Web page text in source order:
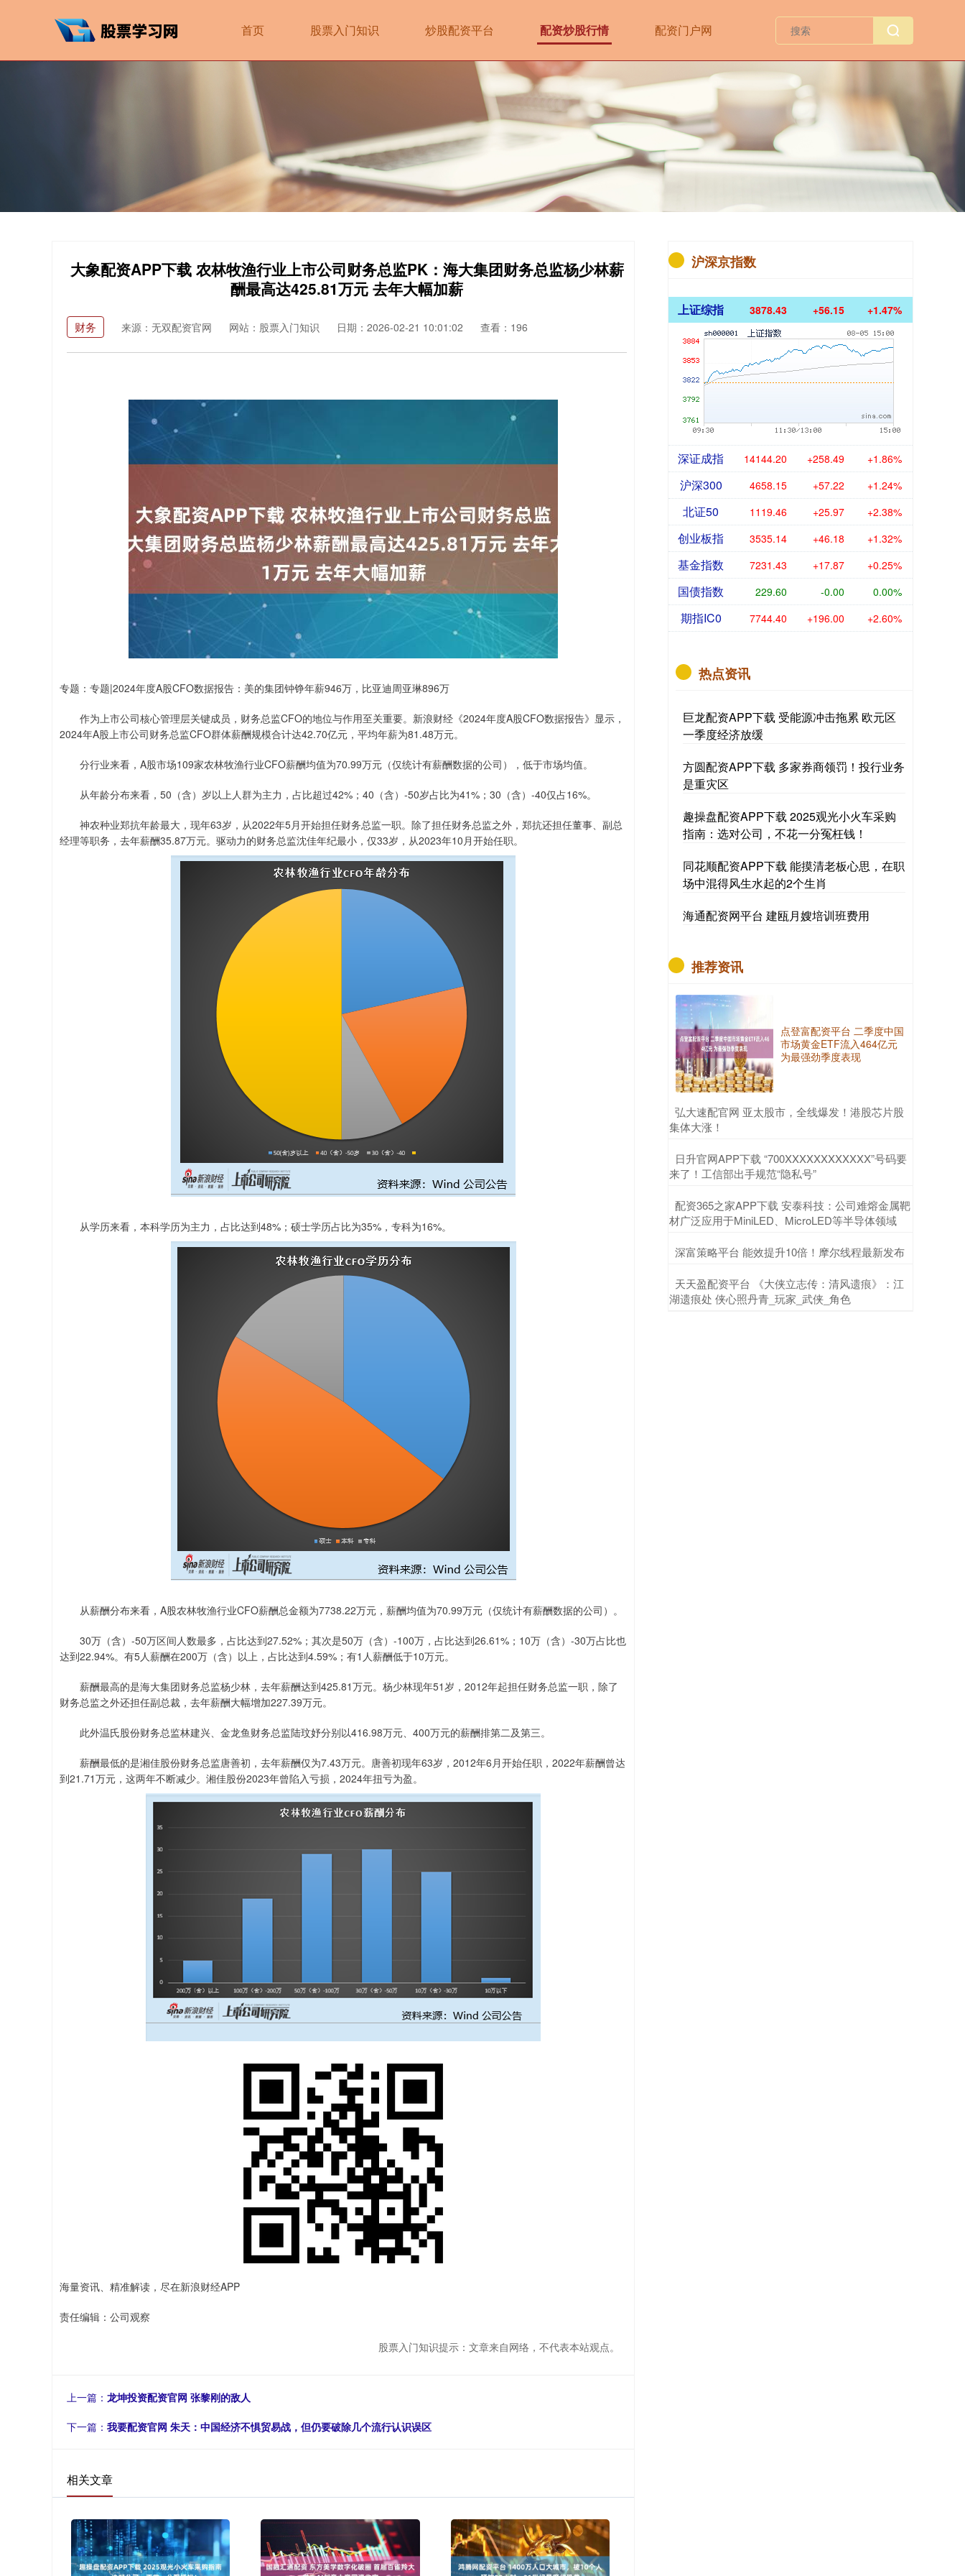
首页 股票入门知识 炒股配资平台 配资炒股行情 配资门户网
大象配资APP下载 农林牧渔行业上市公司财务总监PK：海大集团财务总监杨少林薪
酬最高达425.81万元 去年大幅加薪
财务 来源：无双配资官网 网站：股票入门知识 日期：2026-02-21 10:01:02 查看：196
专题：专题|2024年度A股CFO数据报告：美的集团钟铮年薪946万，比亚迪周亚琳896万
作为上市公司核心管理层关键成员，财务总监CFO的地位与作用至关重要。新浪财经《2024年度A股CFO数据报告》显示，
2024年A股上市公司财务总监CFO群体薪酬规模合计达42.70亿元，平均年薪为81.48万元。
分行业来看，A股市场109家农林牧渔行业CFO薪酬均值为70.99万元（仅统计有薪酬数据的公司），低于市场均值。
从年龄分布来看，50（含）岁以上人群为主力，占比超过42%；40（含）-50岁占比为41%；30（含）-40仅占16%。
神农种业郑抗年龄最大，现年63岁，从2022年5月开始担任财务总监一职。除了担任财务总监之外，郑抗还担任董事、副总
经理等职务，去年薪酬35.87万元。驱动力的财务总监沈佳年纪最小，仅33岁，从2023年10月开始任职。
从学历来看，本科学历为主力，占比达到48%；硕士学历占比为35%，专科为16%。
从薪酬分布来看，A股农林牧渔行业CFO薪酬总金额为7738.22万元，薪酬均值为70.99万元（仅统计有薪酬数据的公司）。
30万（含）-50万区间人数最多，占比达到27.52%；其次是50万（含）-100万，占比达到26.61%；10万（含）-30万占比也
达到22.94%。有5人薪酬在200万（含）以上，占比达到4.59%；有1人薪酬低于10万元。
薪酬最高的是海大集团财务总监杨少林，去年薪酬达到425.81万元。杨少林现年51岁，2012年起担任财务总监一职，除了
财务总监之外还担任副总裁，去年薪酬大幅增加227.39万元。
此外温氏股份财务总监林建兴、金龙鱼财务总监陆玟妤分别以416.98万元、400万元的薪酬排第二及第三。
薪酬最低的是湘佳股份财务总监唐善初，去年薪酬仅为7.43万元。唐善初现年63岁，2012年6月开始任职，2022年薪酬曾达
到21.71万元，这两年不断减少。湘佳股份2023年曾陷入亏损，2024年扭亏为盈。
海量资讯、精准解读，尽在新浪财经APP
责任编辑：公司观察
股票入门知识提示：文章来自网络，不代表本站观点。
上一篇： 龙坤投资配资官网 张黎刚的敌人
下一篇： 我要配资官网 朱天：中国经济不惧贸易战，但仍要破除几个流行认识误区
相关文章
沪深京指数
上证综指 3878.43 +56.15 +1.47%
深证成指 14144.20 +258.49 +1.86%
沪深300 4658.15 +57.22 +1.24%
北证50 1119.46 +25.97 +2.38%
创业板指 3535.14 +46.18 +1.32%
基金指数 7231.43 +17.87 +0.25%
国债指数 229.60 -0.00 0.00%
期指IC0 7744.40 +196.00 +2.60%
热点资讯
巨龙配资APP下载 受能源冲击拖累 欧元区
一季度经济放缓
方圆配资APP下载 多家券商领罚！投行业务
是重灾区
趣操盘配资APP下载 2025观光小火车采购
指南：选对公司，不花一分冤枉钱！
同花顺配资APP下载 能摸清老板心思，在职
场中混得风生水起的2个生肖
海通配资网平台 建瓯月嫂培训班费用
推荐资讯
点登富配资平台 二季度中国
市场黄金ETF流入464亿元
为最强劲季度表现
​弘大速配官网 亚太股市，全线爆发！港股芯片股
集体大涨！
​日升官网APP下载 “700XXXXXXXXXXXX”号码要
来了！工信部出手规范“隐私号”
​配资365之家APP下载 安泰科技：公司难熔金属靶
材广泛应用于MiniLED、MicroLED等半导体领域
​深富策略平台 能效提升10倍！摩尔线程最新发布
​天天盈配资平台 《大侠立志传：清风遗痕》：江
湖遗痕处 侠心照丹青_玩家_武侠_角色